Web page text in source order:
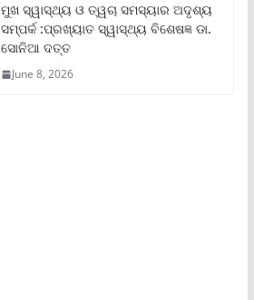
ମୁଖ ସ୍ୱାସ୍ଥ୍ୟ ଓ ତ୍ୱଚା ସମସ୍ୟାର ଅଦୃଶ୍ୟ
ସମ୍ପର୍କ :ପ୍ରଖ୍ୟାତ ସ୍ୱାସ୍ଥ୍ୟ ବିଶେଷଜ୍ଞ ଡା.
ସୋନିଆ ଦତ୍ତ
June 8, 2026